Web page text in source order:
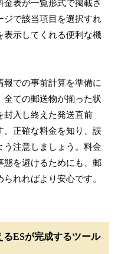
金表が一覧形式で掲載さ
ジで該当項目を選択すれ
表示してくれる便利な機
での事前計算を準備に
ての郵送物が揃った状
封入し終えた発送直前
。正確な料金を知り、誤
注意しましょう。料金
態を避けるためにも、郵
れればより安心です。
るESが完成するツール